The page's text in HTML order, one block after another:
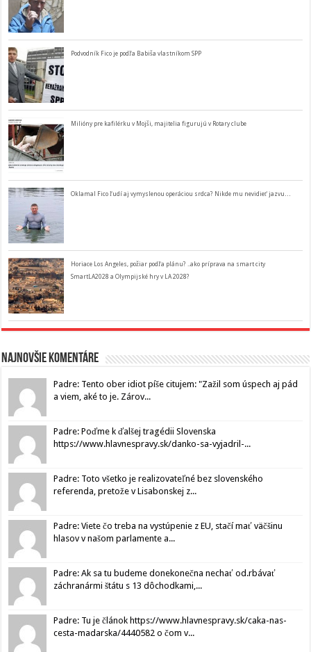
Podvodník Fico je podľa Babiša vlastníkom SPP
Milióny pre kafilérku v Mojši, majitelia figurujú v Rotary clube
Oklamal Fico ľudí aj vymyslenou operáciou srdca? Nikde mu nevidieť jazvu…
Horiace Los Angeles, požiar podľa plánu? ..ako príprava na smart city
SmartLA2028 a Olympijské hry v LA 2028?
Najnovšie komentáre
Padre: Tento ober idiot píše citujem: "Zažil som úspech aj pád
a viem, aké to je. Zárov...
Padre: Poďme k ďalšej tragédii Slovenska
https://www.hlavnespravy.sk/danko-sa-vyjadril-...
Padre: Toto všetko je realizovateľné bez slovenského
referenda, pretože v Lisabonskej z...
Padre: Viete čo treba na vystúpenie z EU, stačí mať väčšinu
hlasov v našom parlamente a...
Padre: Ak sa tu budeme donekonečna nechať od.rbávať
záchranármi štátu s 13 dôchodkami,...
Padre: Tu je článok https://www.hlavnespravy.sk/caka-nas-
cesta-madarska/4440582 o čom v...